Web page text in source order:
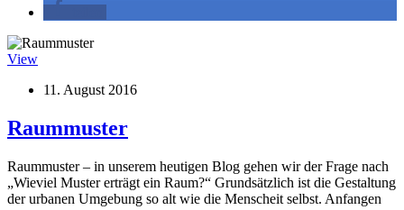
View
11. August 2016
Raummuster
Raummuster – in unserem heutigen Blog gehen wir der Frage nach
„Wieviel Muster erträgt ein Raum?“ Grundsätzlich ist die Gestaltung
der urbanen Umgebung so alt wie die Menscheit selbst. Anfangen